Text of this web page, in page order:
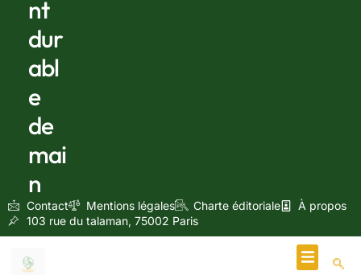
nt
dur
abl
e
de
mai
n
Contact Mentions légales Charte éditoriale
À propos
103 rue du talaman, 75002 Paris